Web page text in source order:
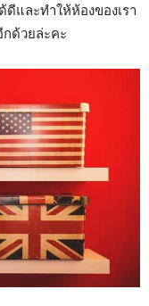
และทำให้ห้องของเรา
กด้วยล่ะคะ